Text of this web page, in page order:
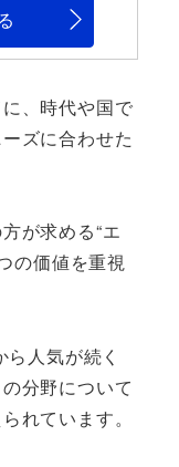
、時代や国で
ズに合わせた
が求める“エ
の価値を重視
人気が続く
分野について
れています。